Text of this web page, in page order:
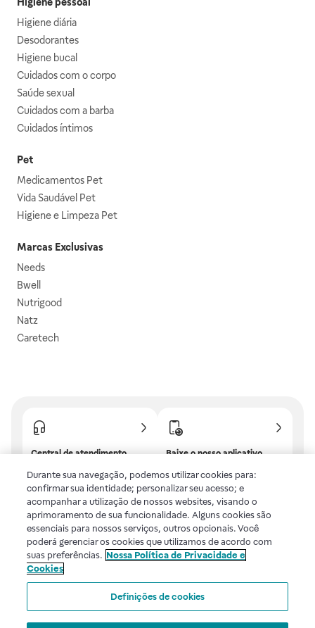
Higiene diária
Desodorantes
Higiene bucal
Cuidados com o corpo
Saúde sexual
Cuidados com a barba
Cuidados íntimos
Pet
Medicamentos Pet
Vida Saudável Pet
Higiene e Limpeza Pet
Marcas Exclusivas
Needs
Bwell
Nutrigood
Natz
Caretech
Central de atendimento
frequentes ou fale com a
gente.
Baixe o nosso aplicativo
benefícios exclusivos!
Uma empresa
Voltar ao topo
Durante sua navegação, podemos utilizar cookies para:
confirmar sua identidade; personalizar seu acesso; e
acompanhar a utilização de nossos websites, visando o
aprimoramento de sua funcionalidade. Alguns cookies são
essenciais para nossos serviços, outros opcionais. Você
poderá gerenciar os cookies que utilizamos de acordo com
suas preferências. Nossa Política de Privacidade e
Cookies
Definições de cookies